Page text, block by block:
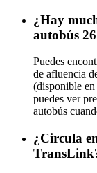
¿Hay
autobús
Puedes
de afluencia
(disponible en
puedes ver
autobús
¿Circula